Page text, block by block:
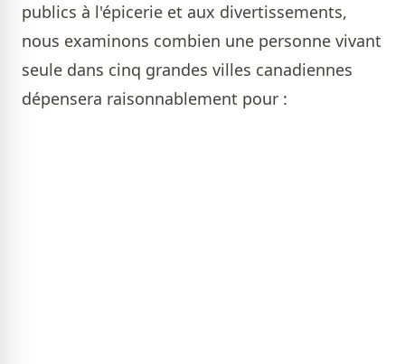
publics à l'épicerie et aux divertissements,
nous examinons combien une personne vivant
seule dans cinq grandes villes canadiennes
dépensera raisonnablement pour :